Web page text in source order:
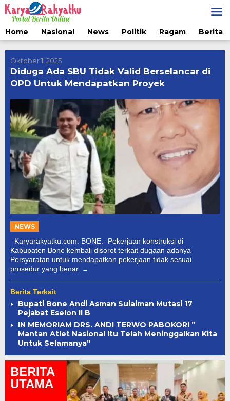
Lewati
ke
konten
Home
Nasional News Politik Ragam Berita
Oktober 1, 2025
Diduga Ada SBU Tidak Valid Berselancar di
OPD Untuk Mendapatkan Proyek
NEWS
Karyarakyatku.com. BONE.- Pekerjaan konstruksi di
Kabupaten Bone kembali disorot terkait dugaan adanya
Persyaratan untuk mendapatkan pekerjaan tidak sesuai
prosedur yang benar.
Berita Terkait
Bupati Bone Andi Asman Sulaiman Mutasi 17
Pejabat Eselon II B
IN MEMORIAM DRS. ANDI TERWO PABOKORI ”
Mantan Atlet Nasional Itu Telah Meninggalkan Kita
Untuk Selamanya”
BERITA
UTAMA